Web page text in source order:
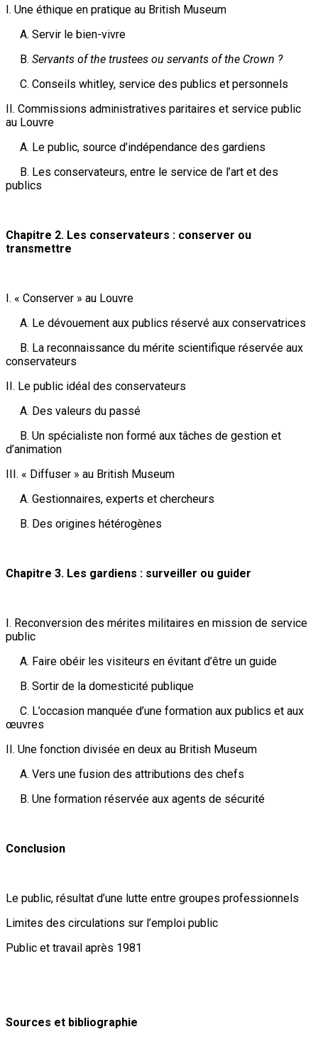
I. Une éthique en pratique au British Museum
A. Servir le bien-vivre
B. Servants of the trustees ou servants of the Crown ?
C. Conseils whitley, service des publics et personnels
II. Commissions administratives paritaires et service public
au Louvre
A. Le public, source d’indépendance des gardiens
B. Les conservateurs, entre le service de l’art et des
publics
Chapitre 2. Les conservateurs : conserver ou
transmettre
I. « Conserver » au Louvre
A. Le dévouement aux publics réservé aux conservatrices
B. La reconnaissance du mérite scientifique réservée aux
conservateurs
II. Le public idéal des conservateurs
A. Des valeurs du passé
B. Un spécialiste non formé aux tâches de gestion et
d’animation
III. « Diffuser » au British Museum
A. Gestionnaires, experts et chercheurs
B. Des origines hétérogènes
Chapitre 3. Les gardiens : surveiller ou guider
I. Reconversion des mérites militaires en mission de service
public
A. Faire obéir les visiteurs en évitant d’être un guide
B. Sortir de la domesticité publique
C. L’occasion manquée d’une formation aux publics et aux
œuvres
II. Une fonction divisée en deux au British Museum
A. Vers une fusion des attributions des chefs
B. Une formation réservée aux agents de sécurité
Conclusion
Le public, résultat d’une lutte entre groupes professionnels
Limites des circulations sur l’emploi public
Public et travail après 1981
Sources et bibliographie